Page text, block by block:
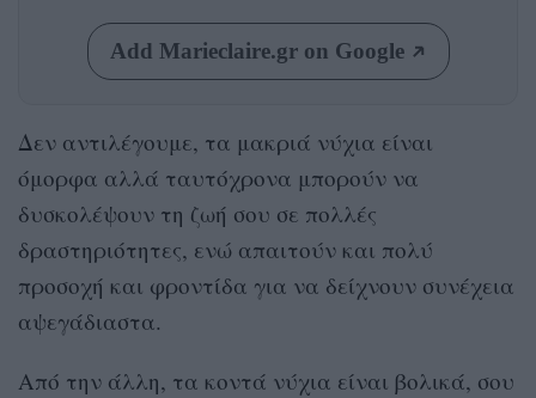
Add Marieclaire.gr on Google
Δεν αντιλέγουμε, τα μακριά νύχια είναι
όμορφα αλλά ταυτόχρονα μπορούν να
δυσκολέψουν τη ζωή σου σε πολλές
δραστηριότητες, ενώ απαιτούν και πολύ
προσοχή και φροντίδα για να δείχνουν συνέχεια
αψεγάδιαστα.
Από την άλλη, τα κοντά νύχια είναι βολικά, σου